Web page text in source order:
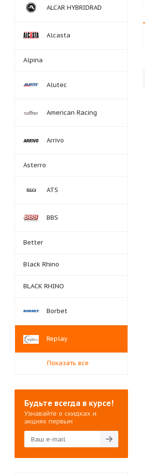
ALCAR HYBRIDRAD
Alcasta
Alpina
Alutec
American Racing
Arrivo
Asterro
ATS
BBS
Better
Black Rhino
BLACK RHINO
Borbet
Replay
Показать все
Будьте всегда в курсе!
Узнавайте о скидках и
акциях первым